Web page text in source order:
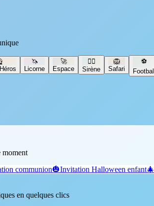
🦄
Licorne
🚀
Espace
🧜‍♀️
Sirène
🦁
Safari
⚽
Football
moment
communion🎃Invitation Halloween enfant🎄
en quelques clics